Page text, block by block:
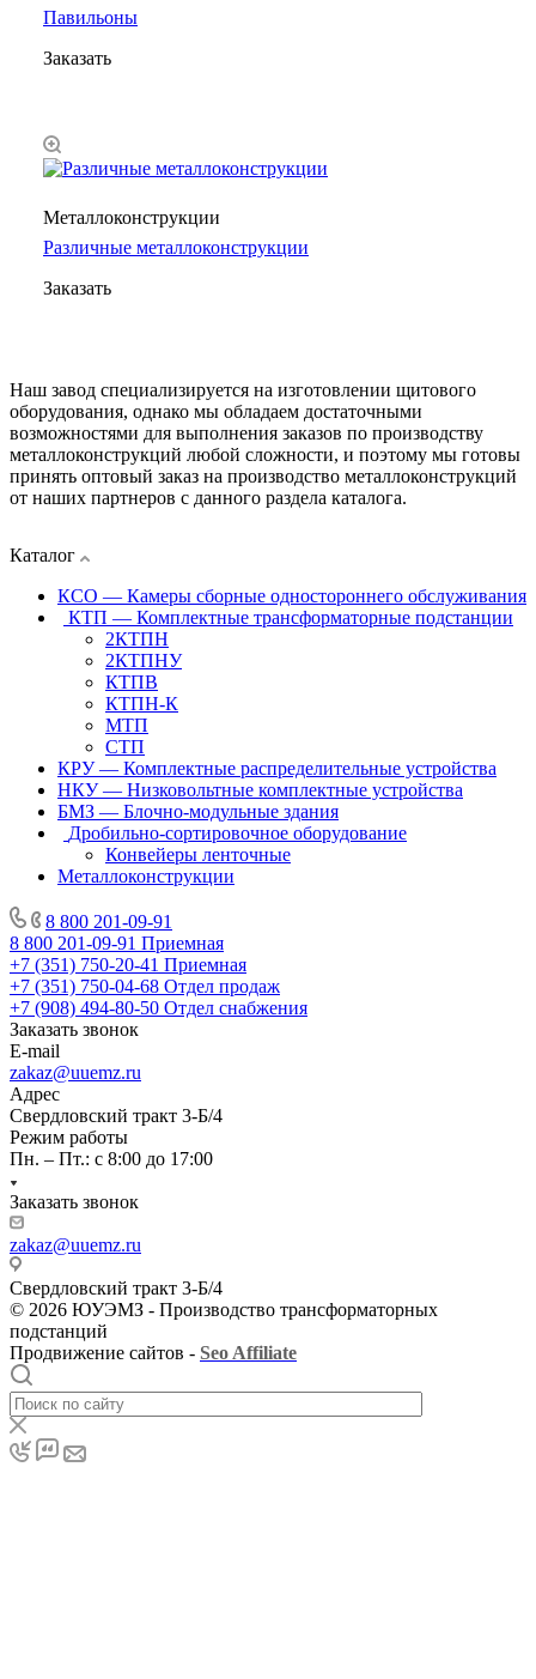
Павильоны
Заказать
Металлоконструкции
Различные металлоконструкции
Заказать
Наш завод специализируется на изготовлении щитового
оборудования, однако мы обладаем достаточными
возможностями для выполнения заказов по производству
металлоконструкций любой сложности, и поэтому мы готовы
принять оптовый заказ на производство металлоконструкций
от наших партнеров с данного раздела каталога.
Каталог
КСО — Камеры сборные одностороннего обслуживания
КТП — Комплектные трансформаторные подстанции
2КТПН
2КТПНУ
КТПВ
КТПН-К
МТП
СТП
КРУ — Комплектные распределительные устройства
НКУ — Низковольтные комплектные устройства
БМЗ — Блочно-модульные здания
Дробильно-сортировочное оборудование
Конвейеры ленточные
Металлоконструкции
8 800 201-09-91
8 800 201-09-91 Приемная
+7 (351) 750-20-41 Приемная
+7 (351) 750-04-68 Отдел продаж
+7 (908) 494-80-50 Отдел снабжения
Заказать звонок
E-mail
zakaz@uuemz.ru
Адрес
Свердловский тракт 3-Б/4
Режим работы
Пн. – Пт.: с 8:00 до 17:00
Заказать звонок
zakaz@uuemz.ru
Свердловский тракт 3-Б/4
© 2026 ЮУЭМЗ - Производство трансформаторных
подстанций
Продвижение сайтов - Seo Affiliate